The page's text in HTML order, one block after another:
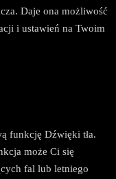
Daje ona możliwość
i ustawień na Twoim
funkcję Dźwięki tła.
może Ci się
fal lub letniego